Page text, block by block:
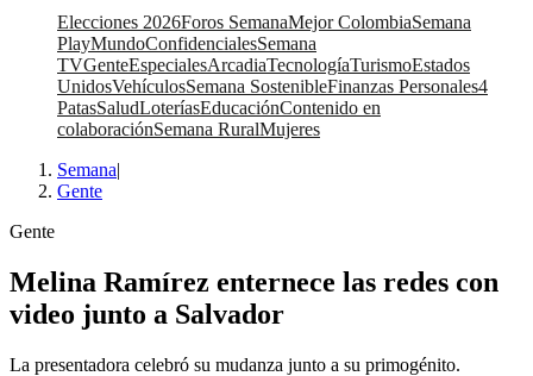
Elecciones 2026Foros SemanaMejor ColombiaSemana
PlayMundoConfidencialesSemana
TVGenteEspecialesArcadiaTecnologíaTurismoEstados
UnidosVehículosSemana SostenibleFinanzas Personales4
PatasSaludLoteríasEducaciónContenido en
colaboraciónSemana RuralMujeres
Semana|
Gente
Gente
Melina Ramírez enternece las redes con
video junto a Salvador
La presentadora celebró su mudanza junto a su primogénito.